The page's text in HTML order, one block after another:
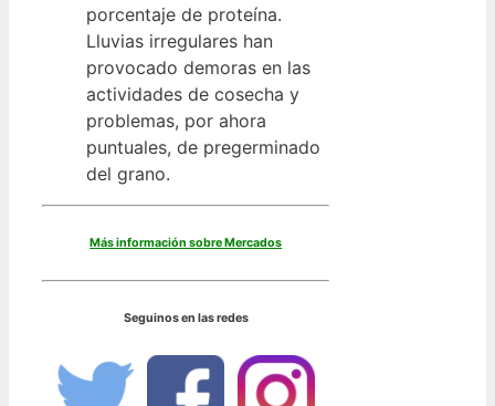
porcentaje de proteína.
Lluvias irregulares han
provocado demoras en las
actividades de cosecha y
problemas, por ahora
puntuales, de pregerminado
del grano.
Más información sobre Mercados
Seguinos en las redes